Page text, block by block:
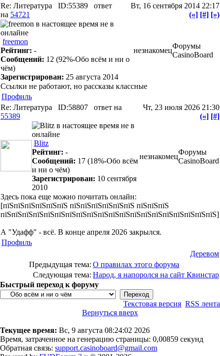
Re: Литература
ID:55389 ответ
на 54721
Вт, 16 сентября 2014 22:17
(«] [#] [»)
freemon
Рейтинг: -
Сообщений: 12 (92%-Обо всём и ни о
чём)
Зарегистрирован: 25 августа 2014
незнакомец
Форумы
CasinoBoard
Ссылки не работают, но рассказы классные
Профиль
Re: Литература
ID:58807 ответ на
55389
Чт, 23 июля 2026 21:30
(«] [#]
Blitz
Рейтинг: -
Сообщений: 17 (18%-Обо всём
и ни о чём)
Зарегистрирован: 10 сентября
2010
незнакомец
Форумы
CasinoBoard
Здесь пока еще можно почитать онлайн:
[пїЅпїЅпїЅпїЅпїЅпїЅ пїЅпїЅпїЅпїЅпїЅпїЅ пїЅпїЅпїЅ
пїЅпїЅпїЅпїЅпїЅпїЅпїЅпїЅпїЅпїЅпїЅпїЅпїЅпїЅпїЅпїЅпїЅпїЅпїЅпїЅ]
А "Удафф" - всё. В конце апреля 2026 закрылся.
Профиль
Деревом
Предыдущая тема: О правилах этого форума
Следующая тема: Народ, я напоролся на сайт Квинстар
Быстрый переход к форуму
Текстовая версия RSS лента
Вернуться вверх
Текущее время: Вс, 9 августа 08:24:02 2026
Время, затраченное на генерацию страницы: 0,00859 секунд
Обратная связь: support.casinoboard@gmail.com